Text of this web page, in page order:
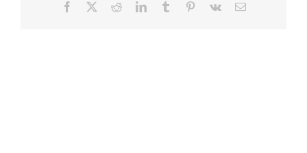
Facebook
TwitterRedditLinkedInTumblr Pinterest
Vk Email: